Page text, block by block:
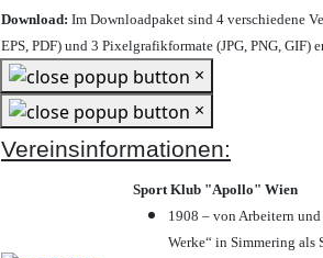
Download: Im Downloadpaket sind 4 verschiedene
EPS, PDF) und 3 Pixelgrafikformate (JPG, PNG, GIF)
×
×
Vereinsinformationen:
Sport Klub "Apollo" Wien
1908 – von Arbeitern
Werke“ in Simmering